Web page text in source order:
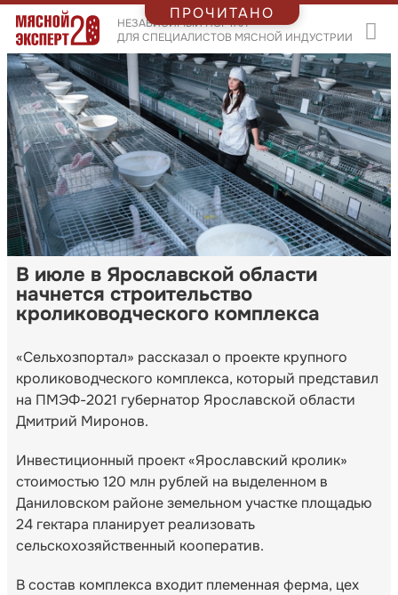
НЕЗАВИСИМЫЙ ПОРТАЛ
ДЛЯ СПЕЦИАЛИСТОВ МЯСНОЙ ИНДУСТРИИ
В июле в Ярославской области
начнется строительство
кролиководческого комплекса
«Сельхозпортал» рассказал о проекте крупного
кролиководческого комплекса, который представил
на ПМЭФ-2021 губернатор Ярославской области
Дмитрий Миронов.
Инвестиционный проект «Ярославский кролик»
стоимостью 120 млн рублей на выделенном в
Даниловском районе земельном участке площадью
24 гектара планирует реализовать
сельскохозяйственный кооператив.
В состав комплекса входит племенная ферма, цех
ПРОЧИТАНО